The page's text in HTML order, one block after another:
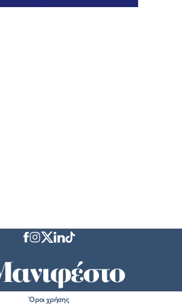
Όροι χρήσης